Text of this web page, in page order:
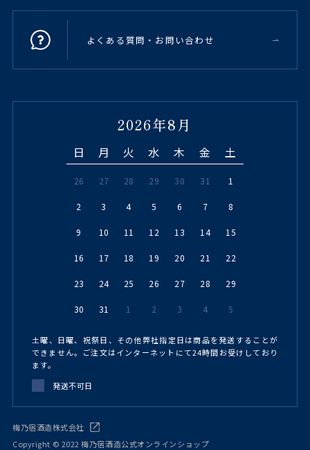
よくある質問・お問い合わせ
2026年8月
日 月 火 水 木 金 土
26 27 28 29 30 31 1
2 3 4 5 6 7 8
9 10 11 12 13 14 15
16 17 18 19 20 21 22
23 24 25 26 27 28 29
30 31 1 2 3 4 5
土曜、日曜、祝祭日、その他弊社指定日は商品を発送することが
できません。ご注文はインターネットにて24時間お受けしており
ます。
発送不可日
梅乃宿酒造株式会社
Copyright © 2022 梅乃宿酒造公式オンラインショップ